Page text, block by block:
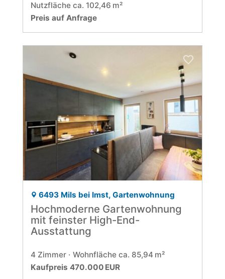
Nutzfläche ca. 102,46 m²
Preis auf Anfrage
6493 Mils bei Imst, Gartenwohnung
Hochmoderne Gartenwohnung
mit feinster High-End-
Ausstattung
4 Zimmer
Wohnfläche ca. 85,94 m²
Kaufpreis 470.000 EUR